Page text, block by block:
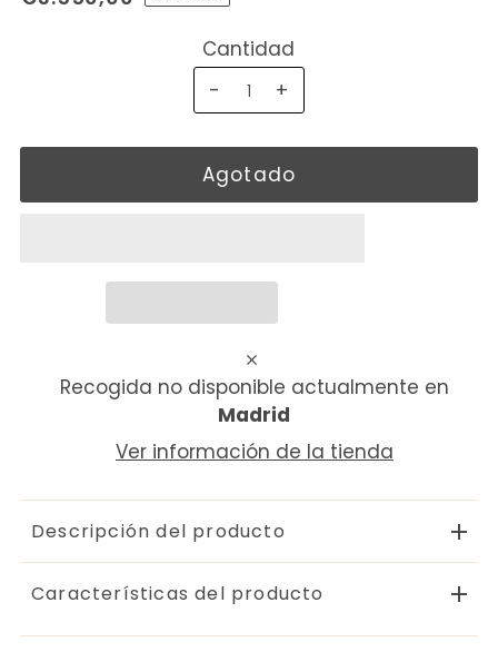
Cantidad
-
+
Recogida no disponible actualmente en
Madrid
Ver información de la tienda
Descripción del producto
Características del producto